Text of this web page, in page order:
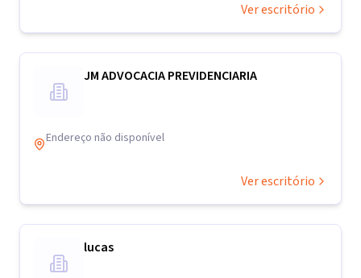
Ver escritório
JM ADVOCACIA PREVIDENCIARIA
Endereço não disponível
Ver escritório
lucas